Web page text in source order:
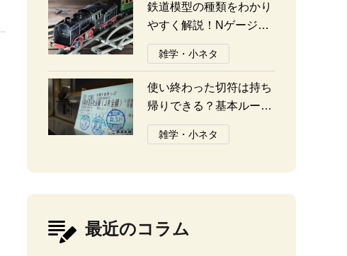
鉄道模型の種類をわかり
やすく解説！Nゲージ、
Oゲージ、Zゲージなど
の違いについて
雑学・小ネタ
使い終わった切符は持ち
帰りできる？基本ルール
と注意点
雑学・小ネタ
最近のコラム